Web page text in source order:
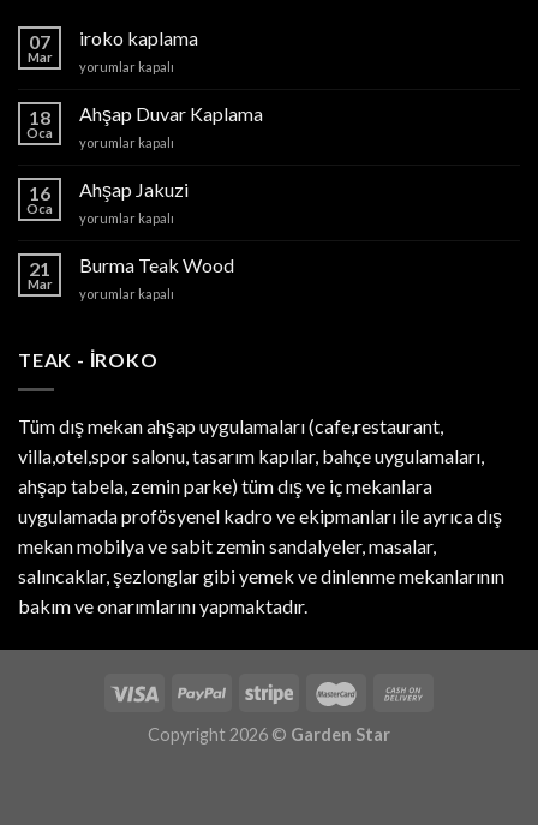
07
Mar
iroko kaplama
iroko
için
yorumlar kapalı
18
Oca
Ahşap Duvar Kaplama
Ahşap
Kaplama
yorumlar kapalı
16
Oca
Ahşap Jakuzi
Ahşap
için
yorumlar kapalı
21
Mar
Burma Teak Wood
Burma
için
yorumlar kapalı
TEAK - IROKO
Tüm dış mekan ahşap uygulamaları (cafe,restaurant,
villa,otel,spor salonu, tasarım kapılar, bahçe uygulamaları,
ahşap tabela, zemin parke) tüm dış ve iç mekanlara
uygulamada profösyenel kadro ve ekipmanları ile ayrıca dış
mekan mobilya ve sabit zemin sandalyeler, masalar,
salıncaklar, şezlonglar gibi yemek ve dinlenme mekanlarının
bakım ve onarımlarını yapmaktadır.
Copyright 2026 © Garden Star